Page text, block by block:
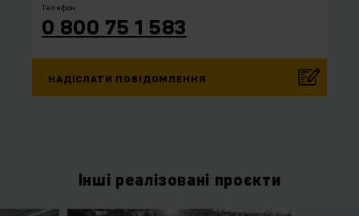
Телефон
0 800 75 1 583
НАДІСЛАТИ ПОВІДОМЛЕННЯ
Інші реалізовані проєкти